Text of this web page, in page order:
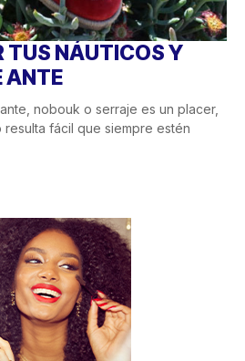
TUS NÁUTICOS Y
ANTE
nobouk o serraje es un placer,
fácil que siempre estén